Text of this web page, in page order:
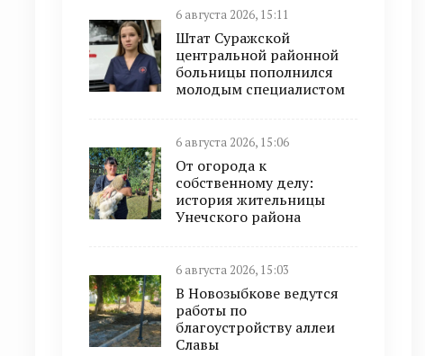
6 августа 2026, 15:11
Штат Суражской
центральной районной
больницы пополнился
молодым специалистом
6 августа 2026, 15:06
От огорода к
собственному делу:
история жительницы
Унечского района
6 августа 2026, 15:03
В Новозыбкове ведутся
работы по
благоустройству аллеи
Славы